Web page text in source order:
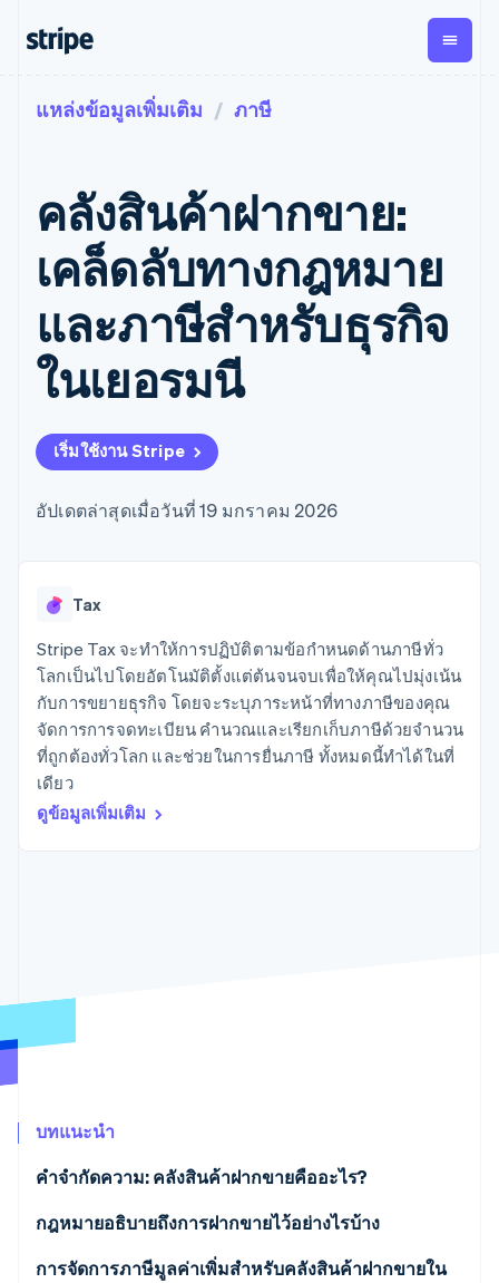
การชำระเงิน
การชำระเงิน
ออนไลน์
Payment links
การชำระเงิน
เขียนโค้ด
Checkout
UI การชำระ
เงินสำเร็จรูป
Elements
องค์ประกอบ UI
วิธีการชำระ
เงิน
มากกว่า 125
Authorization
ยกระดับการ
ชำระเงิน
Link
รวดเร็วขึ้น
รายรับ
รายรับตาม
แบบแผนล่วง
หน้า
Metronome
การเรียกเก็บ
ใช้งาน
การชำระเงิน
ตามรอบบิล
การจัดการ
การชำระเงิน
ตามรอบบิล
Invoicing
ตามแบบแผน
ล่วงหน้า
Tax
ขายและ VAT
ทำบัญชี
Sigma
รายงานที่
ออกแบบเอง
Data
Pipeline
การซิงค์
Global
เบิกจ่าย
บุคคลที่
สาม
Atlas
Climate
ดูว่า Stripe กำลังสร้างโครงสร้างพื้นฐานระบบเศรษฐกิจสำหรับ
รับชมเลย
ตามขั้น
ตามกรณีใช้งาน
การค้าแบบใช้เอเจนต์
อีคอมเมิร์ซ
บริการทางการเงินที่ผสาน
รวมในตัว
การทำงานอัตโนมัติด้าน
ธุรกิจทั่วโลก
การชำระเงินในแอป
มาร์เก็ตเพลส
การจัดการเงิน
แพลตฟอร์ม
บริษัท AI
แวดวงครีเอเตอร์
เกม
การบริการ การเดินทาง
และสันทนาการ
องค์กรไม่แสวงผลกำไร
ภาครัฐ
เอกสารประกอบ
ไลบรารีและ SDK
Stripe Apps
คู่มือ
รับการชำระเงินออนไลน์
ติดตั้งใช้งานการชำระเงิน
สำเร็จรูป
มาร์เก็ตเพลส
จัดการการชำระเงินตาม
รอบบิล
เสนอการเรียกเก็บเงินตาม
การใช้งาน
แหล่งข้อมูล
การเชื่อมต่อการทำงาน
แอป
สถานะ API
เรียนรู้
คู่มือ
การสนับสนุน
รับการสนับสนุน
แพ็กเกจการสนับสนุนที่ได้
รับการจัดการ
บริการเฉพาะทาง
การติดต่อ
ติดต่อฝ่ายขาย
แหล่งข้อมูลเพิ่มเติม ภาษี
คลังสินค้าฝากขาย:
เคล็ดลับทางกฎหมาย
และภาษีสำหรับธุรกิจ
ในเยอรมนี
เริ่มใช้งาน Stripe
อัปเดตล่าสุดเมื่อวันที่ 19 มกราคม 2026
Tax
Stripe Tax จะทำให้การปฏิบัติตามข้อกำหนดด้านภาษีทั่ว
โลกเป็นไปโดยอัตโนมัติตั้งแต่ต้นจนจบเพื่อให้คุณไปมุ่งเน้น
กับการขยายธุรกิจ โดยจะระบุภาระหน้าที่ทางภาษีของคุณ
จัดการการจดทะเบียน คำนวณและเรียกเก็บภาษีด้วยจำนวน
ที่ถูกต้องทั่วโลก และช่วยในการยื่นภาษี ทั้งหมดนี้ทำได้ในที่
เดียว
ดูข้อมูลเพิ่มเติม
บทแนะนำ
คำจำกัดความ: คลังสินค้าฝากขายคืออะไร?
ข้อดีของคลังสินค้าฝากขาย
กฎหมายอธิบายถึงการฝากขายไว้อย่างไรบ้าง
UStG
การจัดการภาษีมูลค่าเพิ่มสำหรับคลังสินค้าฝากขายใน